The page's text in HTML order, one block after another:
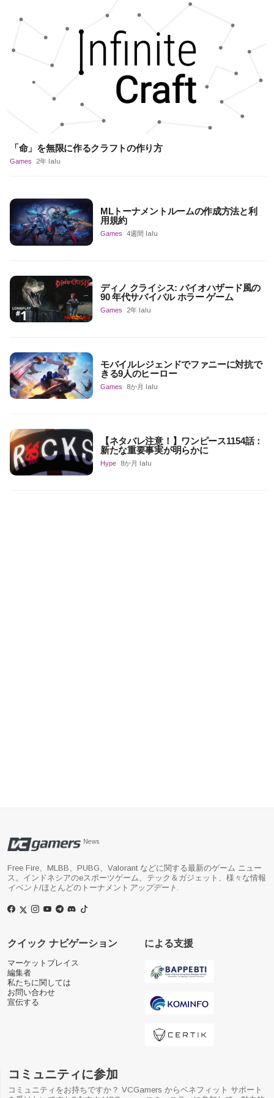
「命」を無限に作るクラフトの作り方
Games 2年 lalu
MLトーナメントルームの作成方法と利
用規約
Games 4週間 lalu
ディノ クライシス: バイオハザード風の
90 年代サバイバル ホラー ゲーム
Games 2年 lalu
モバイルレジェンドでファニーに対抗で
きる9人のヒーロー
Games 8か月 lalu
【ネタバレ注意！】ワンピース1154話：
新たな重要事実が明らかに
Hype 8か月 lalu
News
Free Fire、MLBB、PUBG、Valorant などに関する最新のゲーム ニュー
ス。インドネシアのeスポーツゲーム、テック＆ガジェット、様々な情報
イベント/ほとんどのトーナメント アップデート
クイック ナビゲーション
マーケットプレイス
編集者
私たちに関しては
お問い合わせ
宣伝する
による支援
コミュニティに参加
コミュニティをお持ちですか？ VCGamers からベネフィット サポート